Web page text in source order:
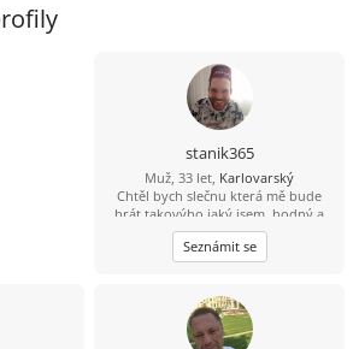
stanik365
Muž, 33 let, Karlovarský
Chtěl bych slečnu která mě bude
brát takovýho jaký jsem, hodný a
romantický a věrný a přátelský, jo a
ještě která by chtěla ještě se mnou
pět dětí.
Seznámit se